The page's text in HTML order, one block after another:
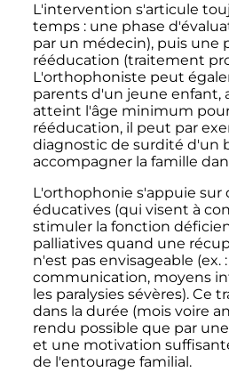
L'intervention s'articule
temps : une phase
par un médecin), puis une
rééducation (traitement
L'orthophoniste peut
parents d'un jeune enfant,
atteint l'âge minimum
rééducation, il peut par
diagnostic de surdité d'un
accompagner la famille
L'orthophonie s'appuie sur
éducatives (qui visent à
stimuler la fonction
palliatives quand une
n'est pas envisageable (ex. :
communication, moyens
les paralysies sévères). Ce
dans la durée (mois voire
rendu possible que par
et une motivation
de l'entourage familial.